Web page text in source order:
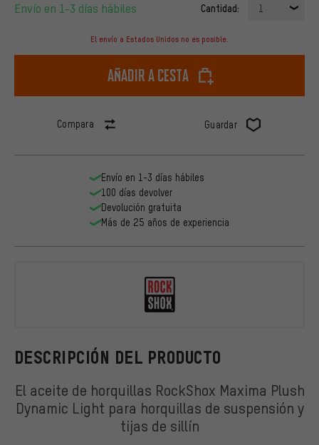
Envío en 1-3 días hábiles Cantidad: 1
El envío a Estados Unidos no es posible.
Añadir a cesta
Compara Guardar
DESCRIPCIÓN DEL PRODUCTO
El aceite de horquillas RockShox Maxima Plush
Dynamic Light para horquillas de suspensión y
tijas de sillín
Envío en 1-3 días hábiles
100 días devolver
Devolución gratuita
Más de 25 años de experiencia